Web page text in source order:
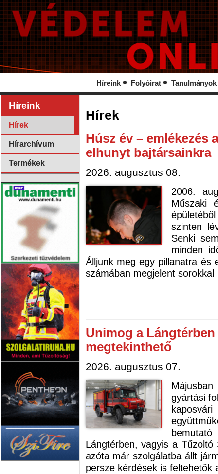
Híreink Folyóirat Tanulmányok
Híreink
Hírek
Hírarchívum
Termékek
Hírek
Húsz év – emlékezés
elhunyt bajtársainkra
2026. augusztus 08.
2006.
Műszaki
szinten
Senki
minden
Álljunk meg egy pillanatra és
számában megjelent
Unimog a
megtekinthető
2026. augusztus 07.
gyártási
Lángtérben, vagyis a
azóta már szolgálatba állt
persze kérdések is feltehetők